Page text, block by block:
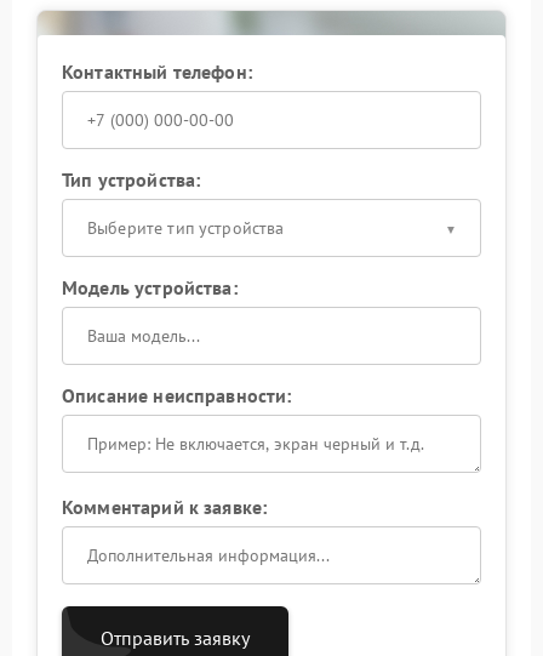
Контактный телефон:
Тип устройства:
Выберите тип устройства
Модель устройства:
Описание неисправности:
Комментарий к заявке:
Отправить заявку